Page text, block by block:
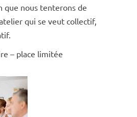
que nous tenterons de
qui se veut collectif,
– place limitée